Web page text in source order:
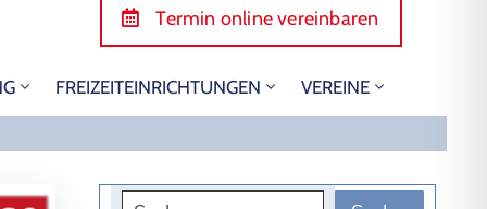
Termin online vereinbaren
FREIZEITEINRICHTUNGEN VEREINE